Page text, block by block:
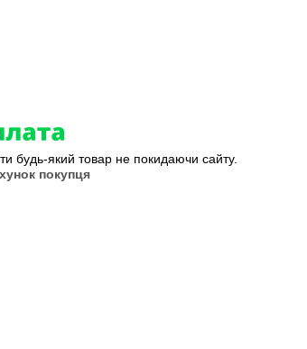
будь-який товар не покидаючи сайту.
покупця